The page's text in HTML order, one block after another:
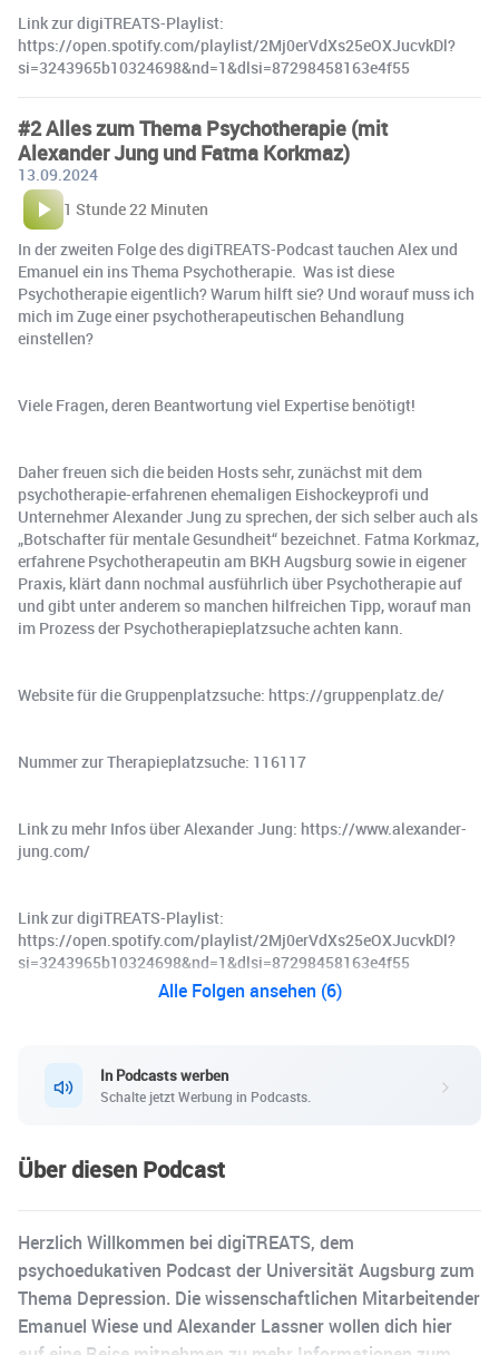
Link zur digiTREATS-Playlist:
https://open.spotify.com/playlist/2Mj0erVdXs25eOXJucvkDl?
si=3243965b10324698&nd=1&dlsi=87298458163e4f55
#2 Alles zum Thema Psychotherapie (mit
Alexander Jung und Fatma Korkmaz)
13.09.2024
1 Stunde 22 Minuten
In der zweiten Folge des digiTREATS-Podcast tauchen Alex und
Emanuel ein ins Thema Psychotherapie. Was ist diese
Psychotherapie eigentlich? Warum hilft sie? Und worauf muss ich
mich im Zuge einer psychotherapeutischen Behandlung
einstellen?
Viele Fragen, deren Beantwortung viel Expertise benötigt!
Daher freuen sich die beiden Hosts sehr, zunächst mit dem
psychotherapie-erfahrenen ehemaligen Eishockeyprofi und
Unternehmer Alexander Jung zu sprechen, der sich selber auch als
„Botschafter für mentale Gesundheit“ bezeichnet. Fatma Korkmaz,
erfahrene Psychotherapeutin am BKH Augsburg sowie in eigener
Praxis, klärt dann nochmal ausführlich über Psychotherapie auf
und gibt unter anderem so manchen hilfreichen Tipp, worauf man
im Prozess der Psychotherapieplatzsuche achten kann.
Website für die Gruppenplatzsuche: https://gruppenplatz.de/
Nummer zur Therapieplatzsuche: 116117
Link zu mehr Infos über Alexander Jung: https://www.alexander-
jung.com/
Link zur digiTREATS-Playlist:
https://open.spotify.com/playlist/2Mj0erVdXs25eOXJucvkDl?
si=3243965b10324698&nd=1&dlsi=87298458163e4f55
Alle Folgen ansehen (6)
In Podcasts werben
Schalte jetzt Werbung in Podcasts.
Über diesen Podcast
Herzlich Willkommen bei digiTREATS, dem
psychoedukativen Podcast der Universität Augsburg zum
Thema Depression. Die wissenschaftlichen Mitarbeitender
Emanuel Wiese und Alexander Lassner wollen dich hier